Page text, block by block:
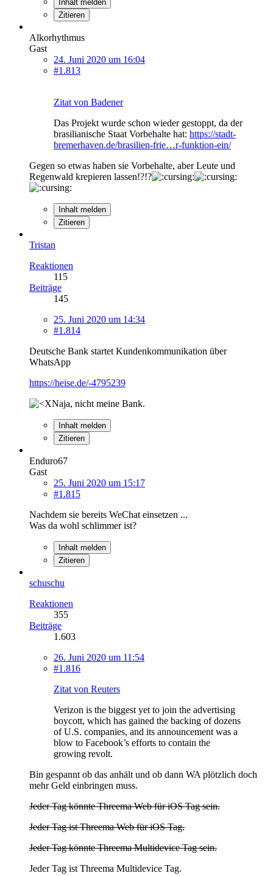
Inhalt melden
Zitieren
Alkorhythmus
Gast
24. Juni 2020 um 16:04
#1.813
Zitat von Badener
Das Projekt wurde schon wieder gestoppt, da der
brasilianische Staat Vorbehalte hat: https://stadt-
bremerhaven.de/brasilien-frie…r-funktion-ein/
Gegen so etwas haben sie Vorbehalte, aber Leute und
Regenwald krepieren lassen!?!?
Inhalt melden
Zitieren
Tristan
Reaktionen
115
Beiträge
145
25. Juni 2020 um 14:34
#1.814
Deutsche Bank startet Kundenkommunikation über
WhatsApp
https://heise.de/-4795239
Naja, nicht meine Bank.
Inhalt melden
Zitieren
Enduro67
Gast
25. Juni 2020 um 15:17
#1.815
Nachdem sie bereits WeChat einsetzen ...
Was da wohl schlimmer ist?
Inhalt melden
Zitieren
schuschu
Reaktionen
355
Beiträge
1.603
26. Juni 2020 um 11:54
#1.816
Zitat von Reuters
Verizon is the biggest yet to join the advertising
boycott, which has gained the backing of dozens
of U.S. companies, and its announcement was a
blow to Facebook’s efforts to contain the
growing revolt.
Bin gespannt ob das anhält und ob dann WA plötzlich doch
mehr Geld einbringen muss.
Jeder Tag könnte Threema Web für iOS Tag sein.
Jeder Tag ist Threema Web für iOS Tag.
Jeder Tag könnte Threema Multidevice Tag sein.
Jeder Tag ist Threema Multidevice Tag.